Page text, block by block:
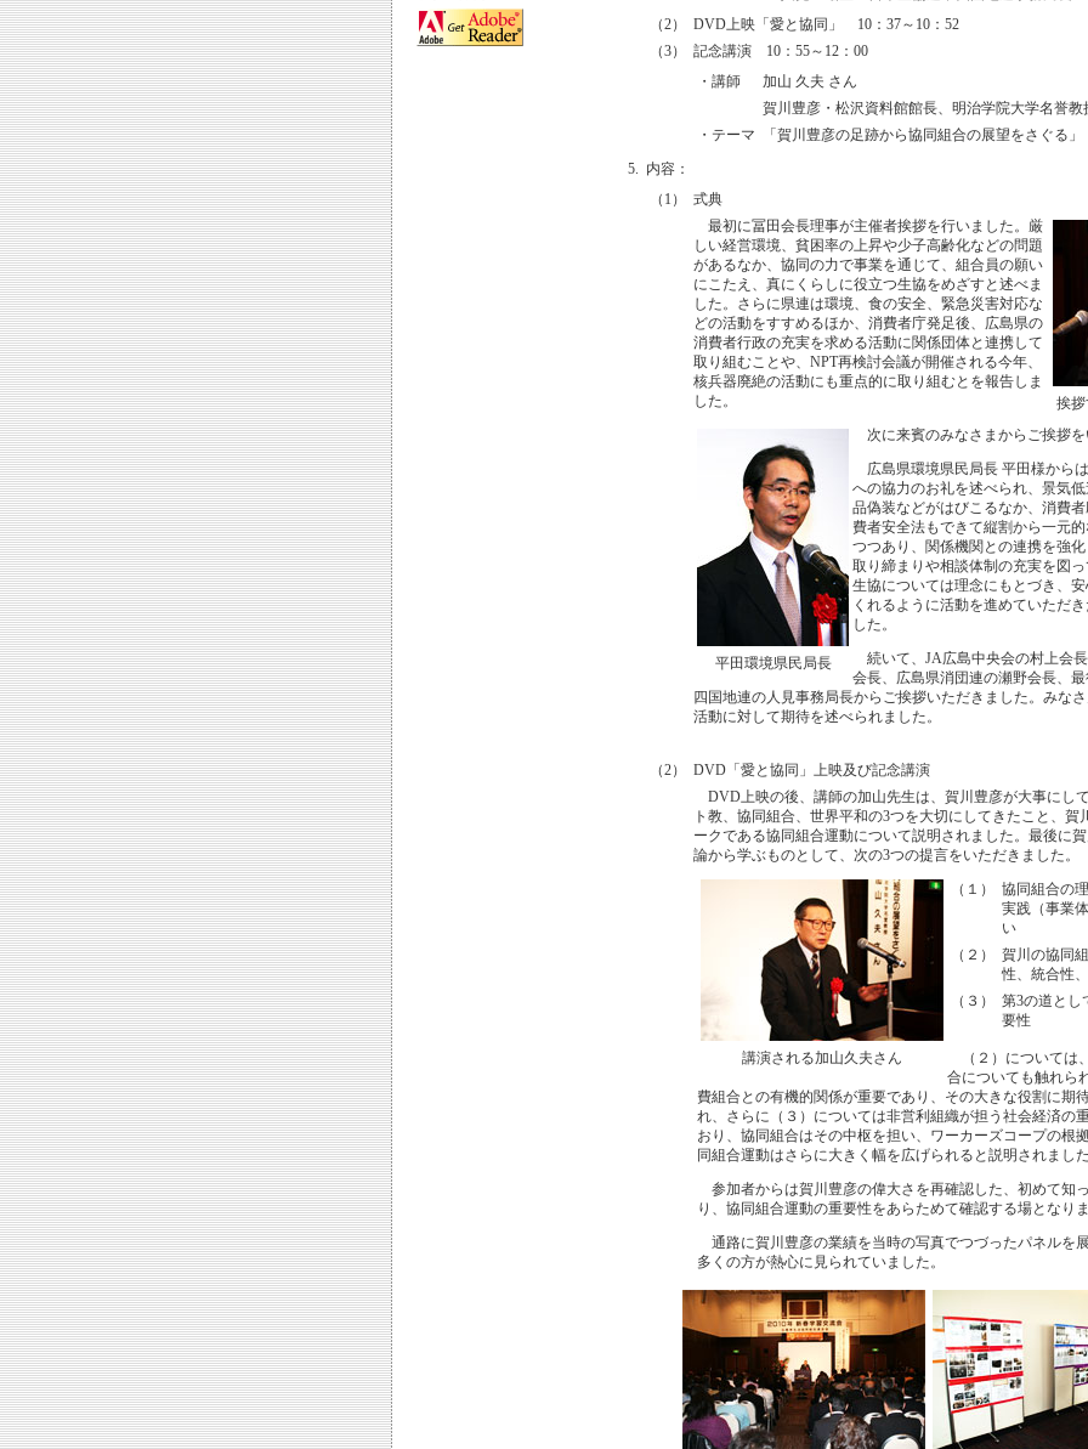
（2）
DVD上映「愛と協同」 10：37～10：52
（3）
記念講演 10：55～12：00
・講師
加山 久夫 さん
賀川豊彦・松沢資料館館長、明治学院大学名誉教
・テーマ
「賀川豊彦の足跡から協同組合の展望をさぐる」
5. 内容：
（1）
式典
挨
最初に冨田会長理事が主催者挨拶を行いました。厳
しい経営環境、貧困率の上昇や少子高齢化などの問題
があるなか、協同の力で事業を通じて、組合員の願い
にこたえ、真にくらしに役立つ生協をめざすと述べま
した。さらに県連は環境、食の安全、緊急災害対応な
どの活動をすすめるほか、消費者庁発足後、広島県の
消費者行政の充実を求める活動に関係団体と連携して
取り組むことや、NPT再検討会議が開催される今年、
核兵器廃絶の活動にも重点的に取り組むとを報告しま
した。
平田環境県民局長
次に来賓のみなさまからご挨拶
広島県環境県民局長 平田様から
への協力のお礼を述べられ、景気
品偽装などがはびこるなか、消費
費者安全法もできて縦割から一元
つつあり、関係機関との連携を強
取り締まりや相談体制の充実を図
生協については理念にもとづき、
くれるように活動を進めていただ
した。
続いて、JA広島中央会の村上会
会長、広島県消団連の瀬野会長、
四国地連の人見事務局長からご挨拶いただきました。みな
活動に対して期待を述べられました。
（2）
DVD「愛と協同」上映及び記念講演
DVD上映の後、講師の加山先生は、賀川豊彦が大事にし
ト教、協同組合、世界平和の3つを大切にしてきたこと、賀
ークである協同組合運動について説明されました。最後に
論から学ぶものとして、次の3つの提言をいただきました。
講演される加山久夫さん
（１）
協同組合の
実践（事業
い
（２）
賀川の協同
性、統合性
（３）
第3の道とし
要性
（２）については
合についても触れら
費組合との有機的関係が重要であり、その大きな役割に期
れ、さらに（３）については非営利組織が担う社会経済の
おり、協同組合はその中枢を担い、ワーカーズコープの根
同組合運動はさらに大きく幅を広げられると説明されまし
参加者からは賀川豊彦の偉大さを再確認した、初めて知
り、協同組合運動の重要性をあらためて確認する場となり
通路に賀川豊彦の業績を当時の写真でつづったパネルを
多くの方が熱心に見られていました。